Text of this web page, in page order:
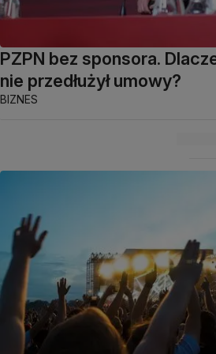
PZPN bez sponsora.
nie przedłużył umowy?
BIZNES